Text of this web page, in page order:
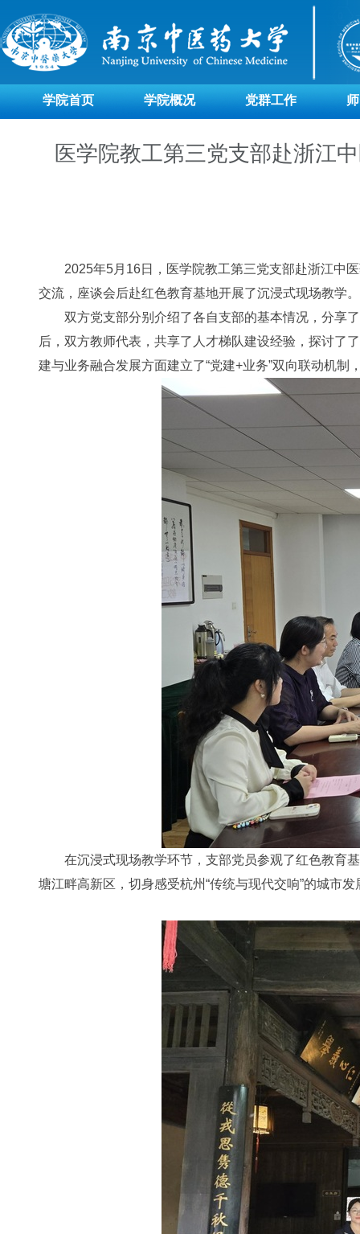
学院首页 学院概况 党群工作
医学院教工第三党支部赴浙江
2025年5月16日，医学院教工第三党支部赴浙江中医
交流，座谈会后赴红色教育基地开展了沉浸式现场教学。
双方党支部分别介绍了各自支部的基本情况，分享了
后，双方教师代表，共享了人才梯队建设经验，探讨了
建与业务融合发展方面建立了“党建+业务”双向联动机
在沉浸式现场教学环节，支部党员参观了红色教育基
塘江畔高新区，切身感受杭州“传统与现代交响”的城市发